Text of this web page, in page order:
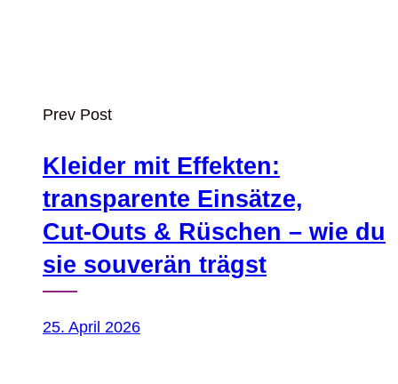
Prev Post
Kleider mit Effekten:
transparente Einsätze,
Cut‑Outs & Rüschen – wie du
sie souverän trägst
25. April 2026